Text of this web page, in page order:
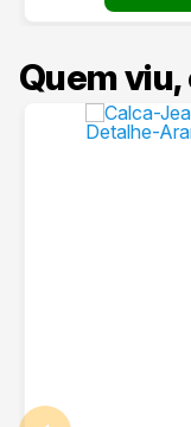
Quem